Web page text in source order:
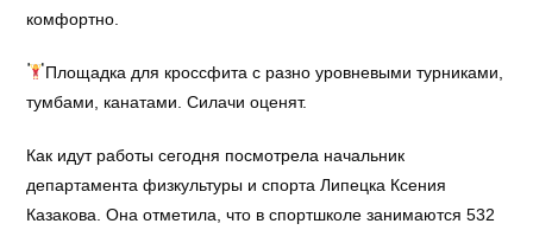
комфортно.
Площадка для кроссфита с разно уровневыми турниками,
тумбами, канатами. Силачи оценят.
Как идут работы сегодня посмотрела начальник
департамента физкультуры и спорта Липецка Ксения
Казакова. Она отметила, что в спортшколе занимаются 532